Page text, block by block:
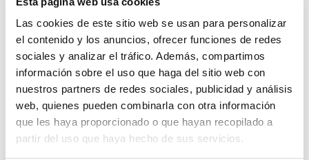
Las cookies de este sitio web se usan para personalizar
el contenido y los anuncios, ofrecer funciones de redes
sociales y analizar el tráfico. Además, compartimos
información sobre el uso que haga del sitio web con
nuestros partners de redes sociales, publicidad y análisis
web, quienes pueden combinarla con otra información
que les haya proporcionado o que hayan recopilado a
partir del uso que haya hecho de sus servicios.